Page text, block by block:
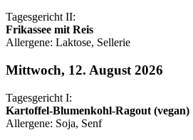
Tagesgericht II:
Frikassee mit Reis
Allergene: Laktose, Sellerie
Mittwoch, 12. August 2026
Tagesgericht I:
Kartoffel-Blumenkohl-Ragout (vegan)
Allergene: Soja, Senf